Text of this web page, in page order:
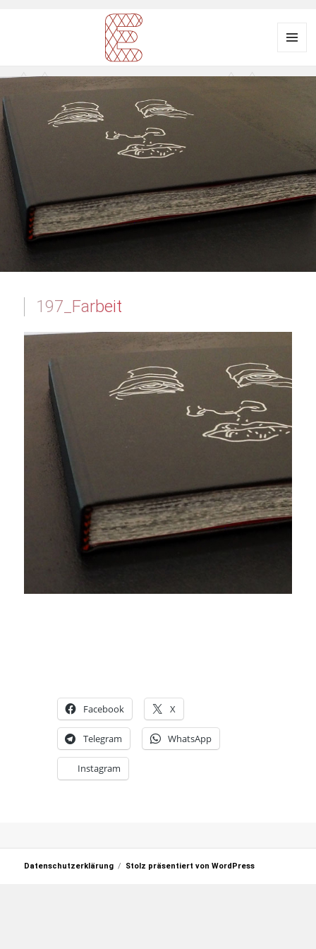
Ausstellungsraum
EULENGASSE
und
197_Farbeit
Facebook X
Telegram WhatsApp
Instagram
Datenschutzerklärung Stolz präsentiert von WordPress